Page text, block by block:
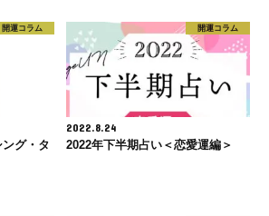
開運コラム
グ・タ
開運コラム
2022.8.24
2022年下半期占い＜恋愛運編＞